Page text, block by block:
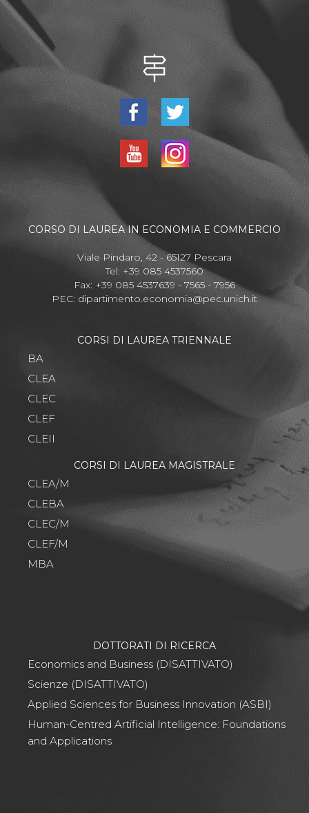
CORSO DI LAUREA IN ECONOMIA E COMMERCIO
Viale Pindaro, 42 - 65127 Pescara
Tel: +39 085 4537560
Fax: +39 085 4537639 - 7565 - 7956
PEC: dipartimento.economia@pec.unich.it
CORSI DI LAUREA TRIENNALE
BA
CLEA
CLEC
CLEF
CLEII
CORSI DI LAUREA MAGISTRALE
CLEA/M
CLEBA
CLEC/M
CLEF/M
MBA
DOTTORATI DI RICERCA
Economics and Business (DISATTIVATO)
Scienze (DISATTIVATO)
Applied Sciences for Business Innovation (ASBI)
Human-Centred Artificial Intelligence: Foundations
and Applications